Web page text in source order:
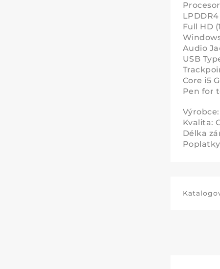
Full HD
Audio
USB
Core i5
Pen for
Kvalita:
Délka